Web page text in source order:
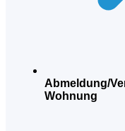
Abmeldung/
Wohnung